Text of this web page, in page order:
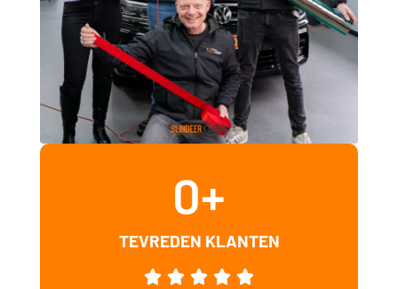
TEVREDEN KLANTEN
0+